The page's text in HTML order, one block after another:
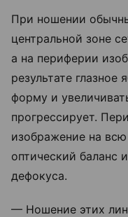
При ношении
центральной зоне
а на периферии
результате
форму и
прогрессирует.
изображение на всю
оптический баланс
дефокуса.
— Ношение этих